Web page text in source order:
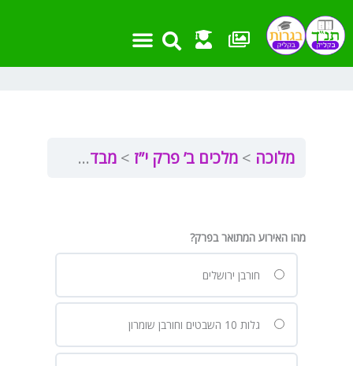
לתוכן
מלוכה מלכים ב’ פרק י”ז מבדקון מלכים ב’ פרק י”ז
מהו האירוע המתואר בפרק?
חורבן ירושלים
גלות 10 השבטים וחורבן שומרון